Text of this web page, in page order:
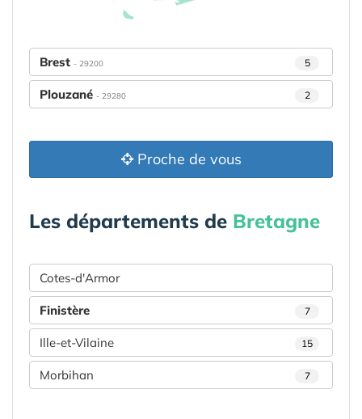
Brest - 29200 5
Plouzané - 29280 2
Proche de vous
Les départements de Bretagne
Cotes-d'Armor
Finistère 7
Ille-et-Vilaine 15
Morbihan 7